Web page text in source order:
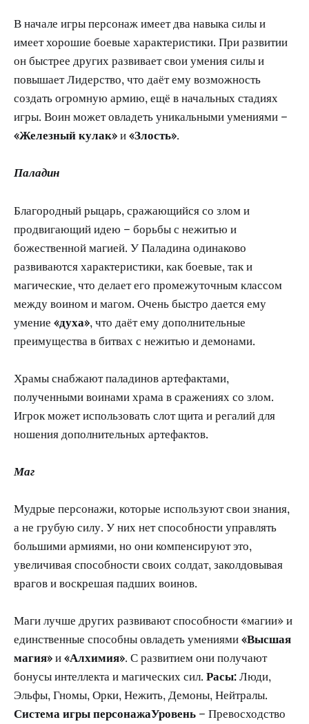
В начале игры персонаж имеет два навыка силы и
имеет хорошие боевые характеристики. При развитии
он быстрее других развивает свои умения силы и
повышает Лидерство, что даёт ему возможность
создать огромную армию, ещё в начальных стадиях
игры. Воин может овладеть уникальными умениями –
«Железный кулак»и«Злость».
Паладин
Благородный рыцарь, сражающийся со злом и
продвигающий идею – борьбы с нежитью и
божественной магией. У Паладина одинаково
развиваются характеристики, как боевые, так и
магические, что делает его промежуточным классом
между воином и магом. Очень быстро дается ему
умение «духа», что даёт ему дополнительные
преимущества в битвах с нежитью и демонами.
Храмы снабжают паладинов артефактами,
полученными воинами храма в сражениях со злом.
Игрок может использовать слот щита и регалий для
ношения дополнительных артефактов.
Маг
Мудрые персонажи, которые используют свои знания,
а не грубую силу. У них нет способности управлять
большими армиями, но они компенсируют это,
увеличивая способности своих солдат, заколдовывая
врагов и воскрешая падших воинов.
Маги лучше других развивают способности «магии» и
единственные способны овладеть умениями«Высшая
магия»и«Алхимия». С развитием они получают
бонусы интеллекта и магических сил. Расы:Люди,
Эльфы, Гномы, Орки, Нежить, Демоны, Нейтралы.
Система игры персонажаУровень – Превосходство